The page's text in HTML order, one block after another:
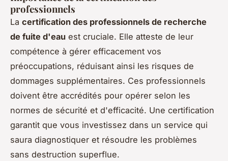
professionnels
La certification des professionnels de recherche
de fuite d'eau est cruciale. Elle atteste de leur
compétence à gérer efficacement vos
préoccupations, réduisant ainsi les risques de
dommages supplémentaires. Ces professionnels
doivent être accrédités pour opérer selon les
normes de sécurité et d'efficacité. Une certification
garantit que vous investissez dans un service qui
saura diagnostiquer et résoudre les problèmes
sans destruction superflue.